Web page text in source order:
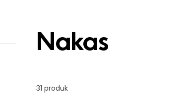
Nakas
31 produk